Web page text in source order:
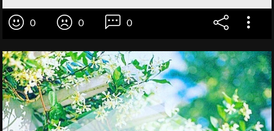
0 0 0